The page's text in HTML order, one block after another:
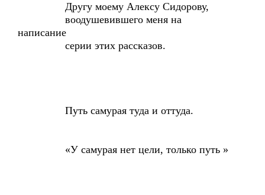
Другу моему Алексу Сидорову,
воодушевившего меня на
написание
серии этих рассказов.
Путь самурая туда и оттуда.
«У самурая нет цели, только путь »